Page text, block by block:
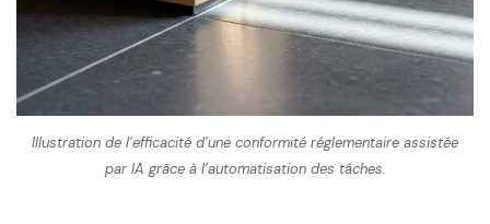
Illustration de l’efficacité d’une conformité réglementaire assistée
par IA grâce à l’automatisation des tâches.